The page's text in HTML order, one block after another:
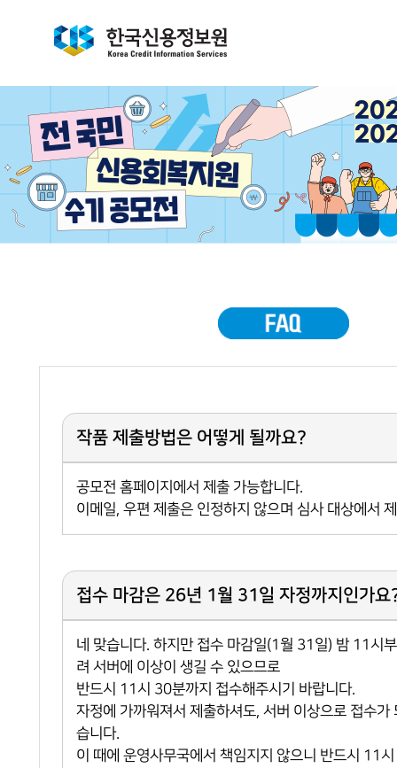
작품 제출방법은 어떻게 될까요?
공모전 홈페이지에서 제출 가능합니다.
이메일, 우편 제출은 인정하지 않으며 심사 대상에서
접수 마감은 26년 1월 31일 자정까지인가요
네 맞습니다. 하지만 접수 마감일(1월 31일) 밤 11시
려 서버에 이상이 생길 수 있으므로
반드시 11시 30분까지 접수해주시기 바랍니다.
자정에 가까워져서 제출하셔도, 서버 이상으로 접수가
습니다.
이 때에 운영사무국에서 책임지지 않으니 반드시 11